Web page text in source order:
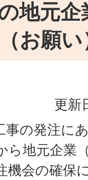
地元企
お願い
更新
の発注に
ら地元企業
機会の確保